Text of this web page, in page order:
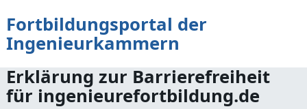
zum Inhalt
Fortbildungsportal der
Ingenieurkammern
Erklärung zur Barrierefreiheit
für ingenieurefortbildung.de